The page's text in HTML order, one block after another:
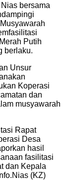
bersama
Putih
berlaku.
Unsur
Koperasi
dan
musyawarah
Rapat
Desa
hasil
fasilitasi
dan Kepala
(KZ)